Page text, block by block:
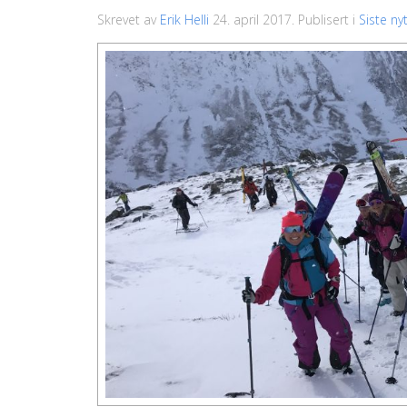
Skrevet av Erik Helli 24. april 2017. Publisert i Siste